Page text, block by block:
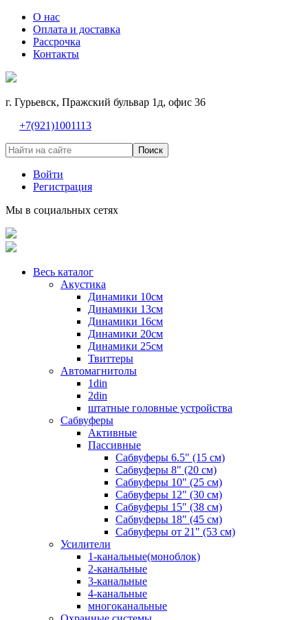
О нас
Оплата и доставка
Рассрочка
Контакты
г. Гурьевск, Пражский бульвар 1д, офис 36
+7(921)1001113
Поиск
Войти
Регистрация
Мы в социальных сетях
Весь каталог
Акустика
Динамики 10см
Динамики 13см
Динамики 16см
Динамики 20см
Динамики 25см
Твиттеры
Автомагнитолы
1din
2din
штатные головные устройства
Сабвуферы
Активные
Пассивные
Сабвуферы 6.5" (15 см)
Сабвуферы 8" (20 см)
Сабвуферы 10" (25 см)
Сабвуферы 12" (30 см)
Сабвуферы 15" (38 см)
Сабвуферы 18" (45 см)
Сабвуферы от 21" (53 см)
Усилители
1-канальные(моноблок)
2-канальные
3-канальные
4-канальные
многоканальные